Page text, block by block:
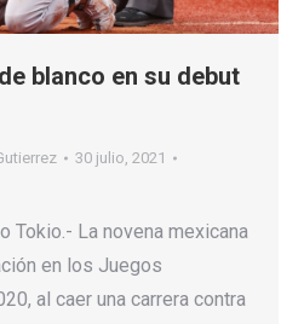
blanco en su debut
30 julio, 2021
Tokio.- La novena mexicana
en los Juegos
al caer una carrera contra